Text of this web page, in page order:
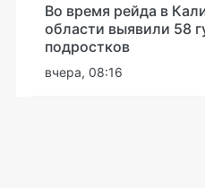
Во время рейда в
области выявили 58
подростков
вчера, 08:16